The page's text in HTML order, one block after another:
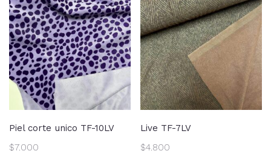
Piel corte unico TF-10LV
$7.000
Live TF-7LV
$4.800